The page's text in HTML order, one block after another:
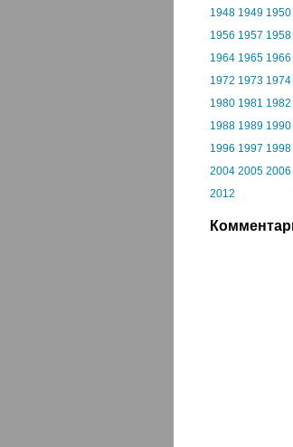
1948 1949 1950
1956 1957 1958
1964 1965 1966
1972 1973 1974
1980 1981 1982
1988 1989 1990
1996 1997 1998
2004 2005 2006
2012